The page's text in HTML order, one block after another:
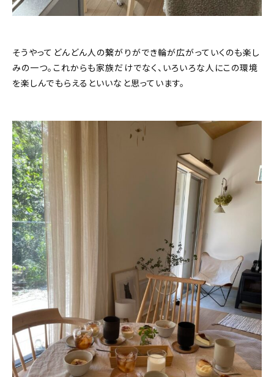
そうやってどんどん人の繋がりができ輪が広がっていくのも楽し
みの一つ。これからも家族だけでなく、いろいろな人にこの環境
を楽しんでもらえるといいなと思っています。